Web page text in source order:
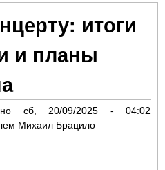
итоги
и планы
сб, 20/09/2025 - 04:02
Михаил Брацило